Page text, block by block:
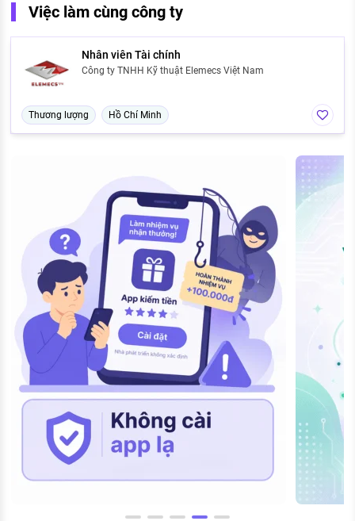
Việc làm cùng công ty
Nhân viên Tài chính
Công ty TNHH Kỹ thuật Elemecs Việt Nam
Thương lượng Hồ Chí Minh